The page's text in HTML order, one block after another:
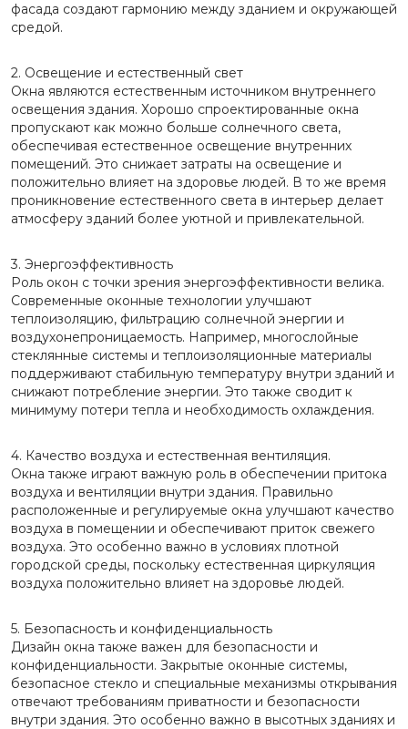
фасада создают гармонию между зданием и окружающей
средой.
2. Освещение и естественный свет
Окна являются естественным источником внутреннего
освещения здания. Хорошо спроектированные окна
пропускают как можно больше солнечного света,
обеспечивая естественное освещение внутренних
помещений. Это снижает затраты на освещение и
положительно влияет на здоровье людей. В то же время
проникновение естественного света в интерьер делает
атмосферу зданий более уютной и привлекательной.
3. Энергоэффективность
Роль окон с точки зрения энергоэффективности велика.
Современные оконные технологии улучшают
теплоизоляцию, фильтрацию солнечной энергии и
воздухонепроницаемость. Например, многослойные
стеклянные системы и теплоизоляционные материалы
поддерживают стабильную температуру внутри зданий и
снижают потребление энергии. Это также сводит к
минимуму потери тепла и необходимость охлаждения.
4. Качество воздуха и естественная вентиляция.
Окна также играют важную роль в обеспечении притока
воздуха и вентиляции внутри здания. Правильно
расположенные и регулируемые окна улучшают качество
воздуха в помещении и обеспечивают приток свежего
воздуха. Это особенно важно в условиях плотной
городской среды, поскольку естественная циркуляция
воздуха положительно влияет на здоровье людей.
5. Безопасность и конфиденциальность
Дизайн окна также важен для безопасности и
конфиденциальности. Закрытые оконные системы,
безопасное стекло и специальные механизмы открывания
отвечают требованиям приватности и безопасности
внутри здания. Это особенно важно в высотных зданиях и